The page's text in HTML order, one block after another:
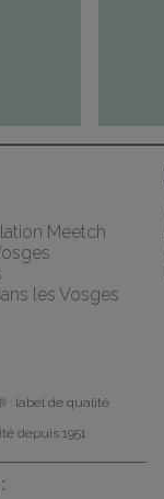
Meetch
les Vosges
: label de qualité
depuis 1951